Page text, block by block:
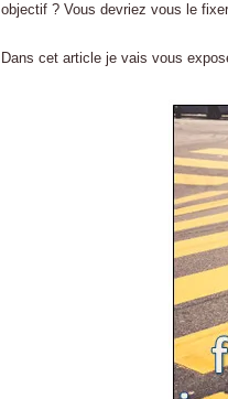
objectif ? Vous devriez vous le
Dans cet article je vais vous